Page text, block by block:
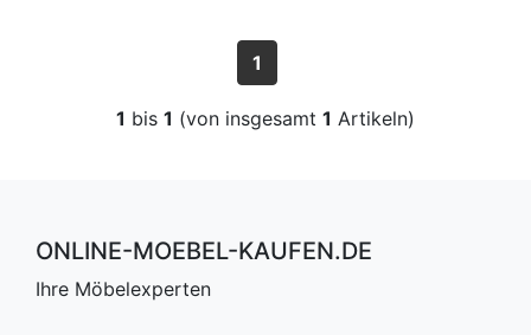
1
1 bis 1 (von insgesamt 1 Artikeln)
ONLINE-MOEBEL-KAUFEN.DE
Ihre Möbelexperten